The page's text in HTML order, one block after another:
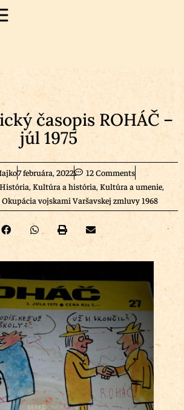
časopis ROHÁČ –
júl 1975
7 februára, 2022
12 Comments
História, Kultúra a história, Kultúra a umenie,
Okupácia vojskami Varšavskej zmluvy 1968